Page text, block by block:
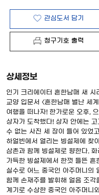
관심도서 담기
청구기호 출력
상세정보
인기 크리에이터 흔한남매 새 시
교양 입문서 〈흔한남매 별난 세
여행을 떠나자! 한가로운 오후,
상자가 도착했다! 상자 안에는
수 없는 사진 세 장이 들어 있었
하얼빈에서 열리는 빙설제에 찾
삼촌과 함께 빙설제로 향한다.
가득한 빙설제에서 한껏 들뜬
실수로 어느 중국인 아주머니의
함께 손재주를 발휘해 얼음 조각
계기로 수상한 중국인 아주머니